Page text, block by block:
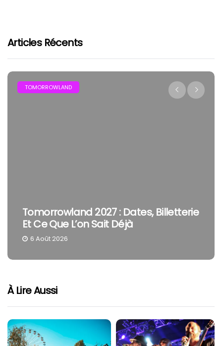
Articles Récents
TOMORROWLAND
Tomorrowland 2027 : Dates, Billetterie
Et Ce Que L’on Sait Déjà
6 Août 2026
À Lire Aussi